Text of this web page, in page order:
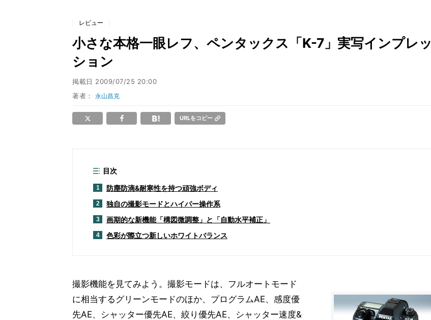
レビュー
小さな本格一眼レフ、ペンタックス「K-7」実写インプレッ
ション
掲載日 2009/07/25 20:00
著者：永山昌克
URLをコピー
目次
1 防塵防滴&耐寒性を持つ頑強ボディ
2 独自の撮影モードとハイパー操作系
3 画期的な新機能「構図微調整」と「自動水平補正」
4 色彩が際立つ新しいホワイトバランス
撮影機能を見てみよう。撮影モードは、フルオートモード
に相当するグリーンモードのほか、プログラムAE、感度優
先AE、シャッター優先AE、絞り優先AE、シャッター速度&